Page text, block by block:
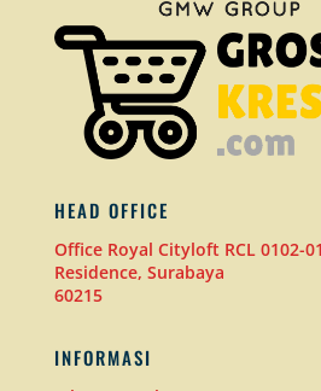
HEAD OFFICE
Office Royal Cityloft RCL 0102-
Residence, Surabaya
60215
INFORMASI